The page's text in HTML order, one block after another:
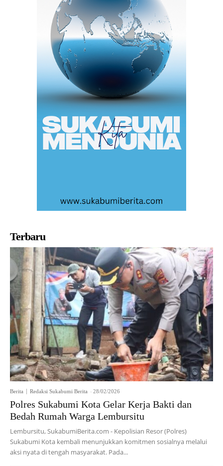
Terbaru
Berita Redaksi Sukabumi Berita - 28/02/2026
Polres Sukabumi Kota Gelar Kerja Bakti dan
Bedah Rumah Warga Lembursitu
Lembursitu, SukabumiBerita.com - Kepolisian Resor (Polres)
Sukabumi Kota kembali menunjukkan komitmen sosialnya melalui
aksi nyata di tengah masyarakat. Pada...